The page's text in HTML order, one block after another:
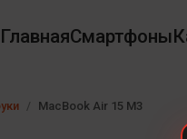
ГлавнаяСмартфоны
MacBook Air 15 M3